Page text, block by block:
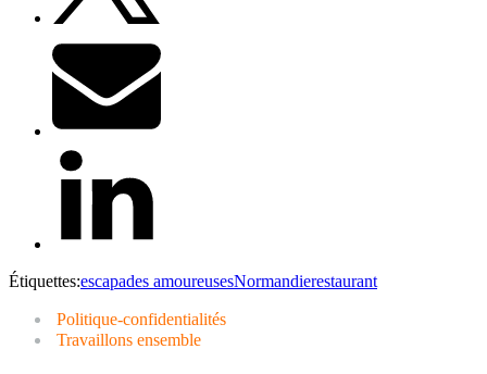
Étiquettes:escapades amoureusesNormandierestaurant
Politique-confidentialités
Travaillons ensemble